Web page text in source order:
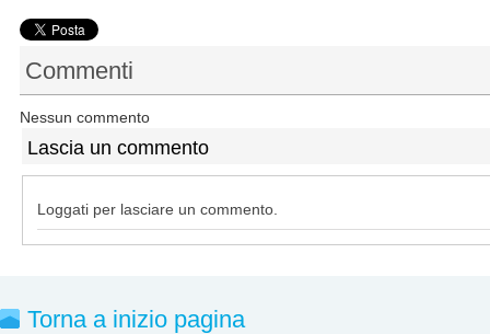
Commenti
Nessun commento
Lascia un commento
Loggati per lasciare un commento.
Torna a inizio pagina